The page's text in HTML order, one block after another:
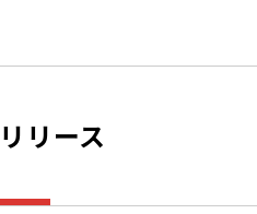
リース